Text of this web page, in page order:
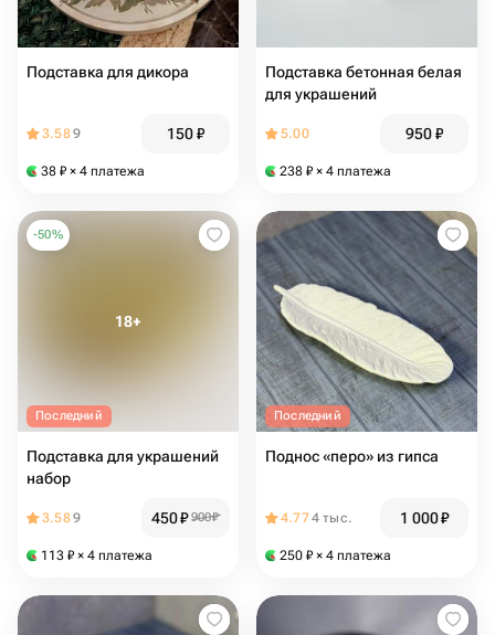
Подставка для дикора
3.589 150₽
38 ₽ × 4 платежа
Подставка бетонная белая
для украшений
5.00 950₽
238 ₽ × 4 платежа
-50%
Последний
Подставка для украшений
набор
3.589 450₽ 900₽
113 ₽ × 4 платежа
Последний
Поднос «перо» из гипса
4.774 тыс. 1 000₽
250 ₽ × 4 платежа